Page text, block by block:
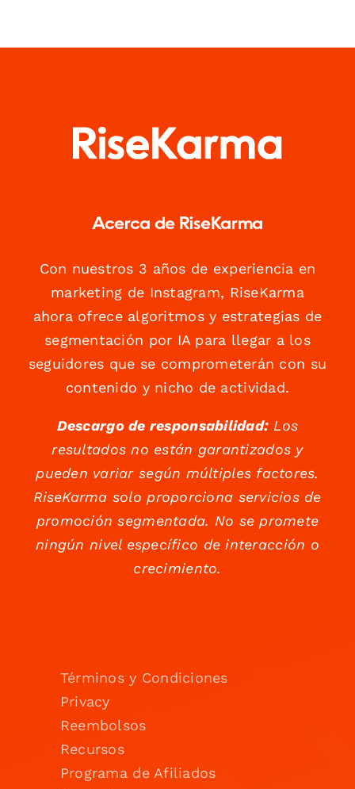
Acerca de RiseKarma
Con nuestros 3 años de experiencia en
marketing de Instagram, RiseKarma
ahora ofrece algoritmos y estrategias de
segmentación por IA para llegar a los
seguidores que se comprometerán con su
contenido y nicho de actividad.
Descargo de responsabilidad:Los
resultados no están garantizados y
pueden variar según múltiples factores.
RiseKarma solo proporciona servicios de
promoción segmentada. No se promete
ningún nivel específico de interacción o
crecimiento.
Términos y Condiciones
Privacy
Reembolsos
Recursos
Programa de Afiliados